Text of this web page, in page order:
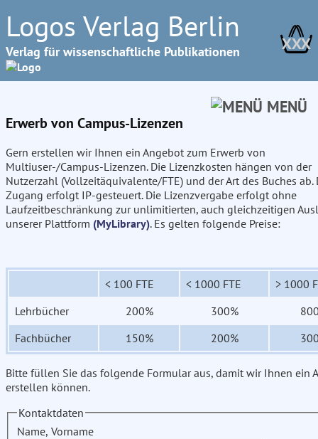
Logos Verlag Berlin
Verlag für wissenschaftliche Publikationen XXX
MENÜ
Erwerb von Campus-Lizenzen
Gern erstellen wir Ihnen ein Angebot zum Erwerb von
Multiuser-/Campus-Lizenzen. Die Lizenzkosten hängen von der
Nutzerzahl (Vollzeitäquivalente/FTE) und der Art des Buches ab.
Zugang erfolgt IP-gesteuert. Die Lizenzvergabe erfolgt ohne
Laufzeitbeschränkung zur unlimitierten, auch gleichzeitigen
unserer Plattform (MyLibrary). Es gelten folgende Preise:
< 100 FTE < 1000 FTE
> 1000
Lehrbücher
200% 300%
Fachbücher
150% 200%
Bitte füllen Sie das folgende Formular aus, damit wir Ihnen ein
erstellen können.
Kontaktdaten
Name, Vorname